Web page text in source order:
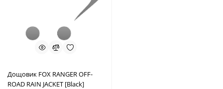
Дощовик FOX RANGER OFF-
ROAD RAIN JACKET [Black]